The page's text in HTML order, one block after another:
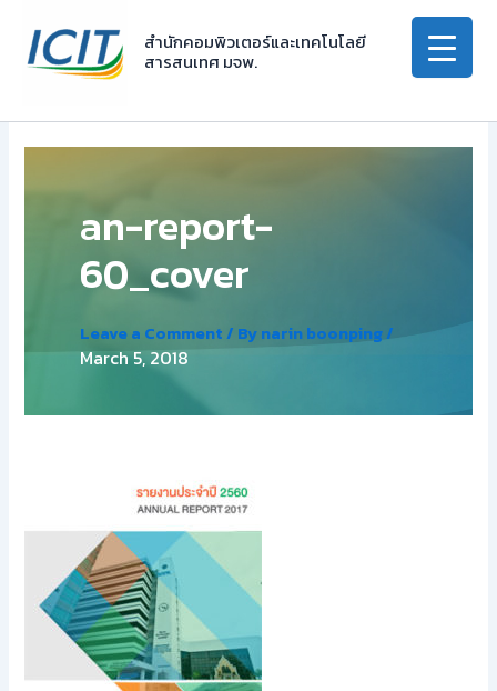
content
สำนักคอมพิวเตอร์และเทคโนโลยี
สารสนเทศ มจพ.
an-report-
60_cover
Leave a Comment / Bynarin boonping/
March 5, 2018